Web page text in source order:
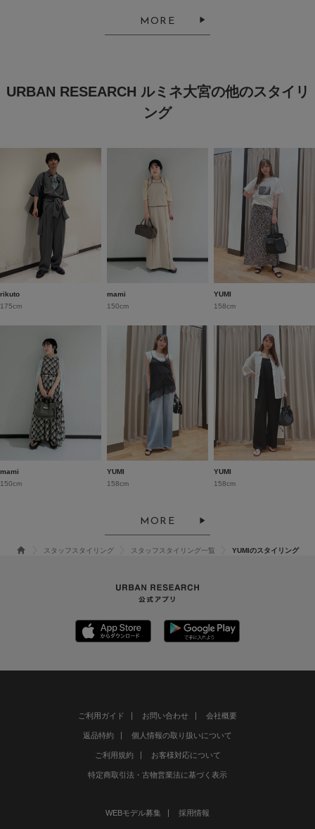
MORE
URBAN RESEARCH ルミネ大宮の他のスタイリ
ング
rikuto
175cm
mami
150cm
YUMI
158cm
mami
150cm
YUMI
158cm
YUMI
158cm
MORE
スタッフスタイリング スタッフスタイリング一覧 YUMIのスタイリング
ご利用ガイド お問い合わせ 会社概要
返品特約 個人情報の取り扱いについて
ご利用規約 お客様対応について
特定商取引法・古物営業法に基づく表示
WEBモデル募集 採用情報